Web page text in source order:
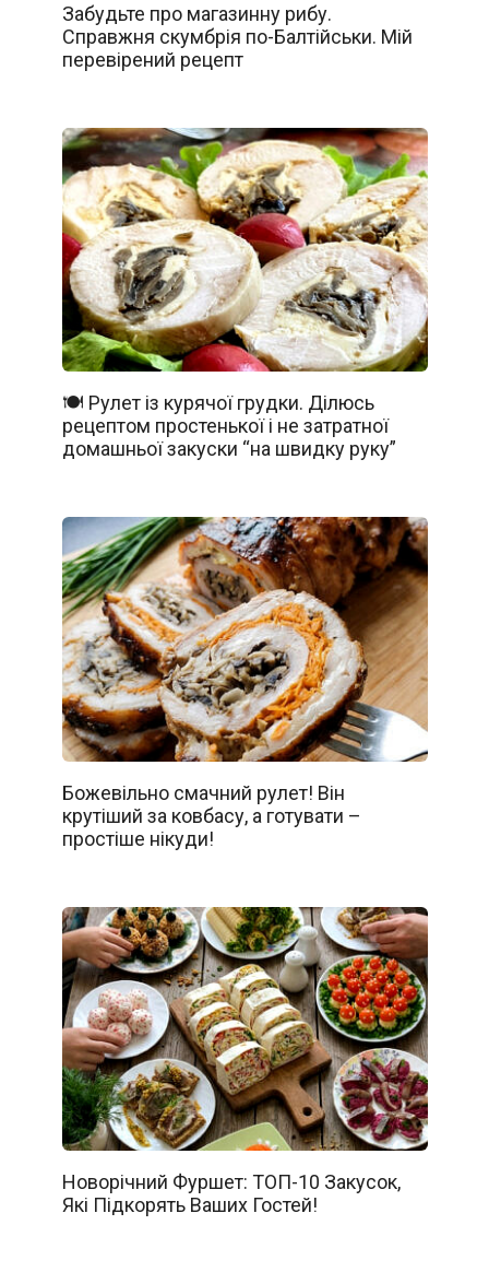
Забудьте про магазинну рибу.
Справжня скумбрія по-Балтійськи. Мій
перевірений рецепт
🍽️ Рулет із курячої грудки. Ділюсь
рецептом простенької і не затратної
домашньої закуски “на швидку руку”
Божевільно смачний рулет! Він
крутіший за ковбасу, а готувати –
простіше нікуди!
Новорічний Фуршет: ТОП-10 Закусок,
Які Підкорять Ваших Гостей!